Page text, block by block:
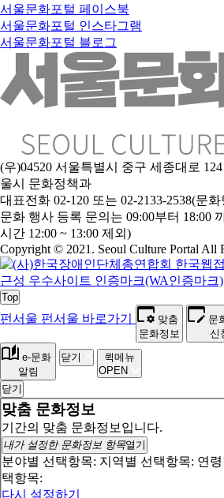
서울문화포털 페이스북
서울문화포털 인스타그램
서울문화포털 블로그
(우)04520 서울특별시 중구 세종대로
울시 문화정책과
대표전화 02-120 또는 02-2133-2538(문
문화 행사 등록 문의는 09:00부터 18:00
시간 12:00 ~ 13:00 제외)
Copyright © 2021. Seoul Culture Portal All
Top
펀서울 펀서울 바로가기
맞춤
문화정보
문
신
e-문화
알림
닫기
퀵메뉴
OPEN
닫기
맞춤 문화정보
기간의 맞춤 문화정보입니다.
내가 설정한 문화정보 항목열기
분야별 선택항목: 지역별 선택항목: 연
택항목:
다시 설정하기